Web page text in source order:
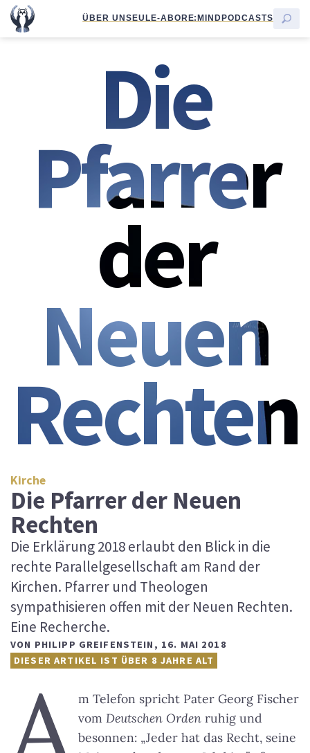
ÜBER UNSEULE-ABORE:MINDPODCASTS
Die
Pfarrer
der
Neuen
Rechten
Kirche
Die Pfarrer der Neuen
Rechten
Die Erklärung 2018 erlaubt den Blick in die
rechte Parallelgesellschaft am Rand der
Kirchen. Pfarrer und Theologen
sympathisieren offen mit der Neuen Rechten.
Eine Recherche.
VON PHILIPP GREIFENSTEIN , 16. MAI 2018
DIESER ARTIKEL IST ÜBER 8 JAHRE ALT
A m Telefon spricht Pater Georg Fischer
vom Deutschen Orden ruhig und
besonnen: „Jeder hat das Recht, seine